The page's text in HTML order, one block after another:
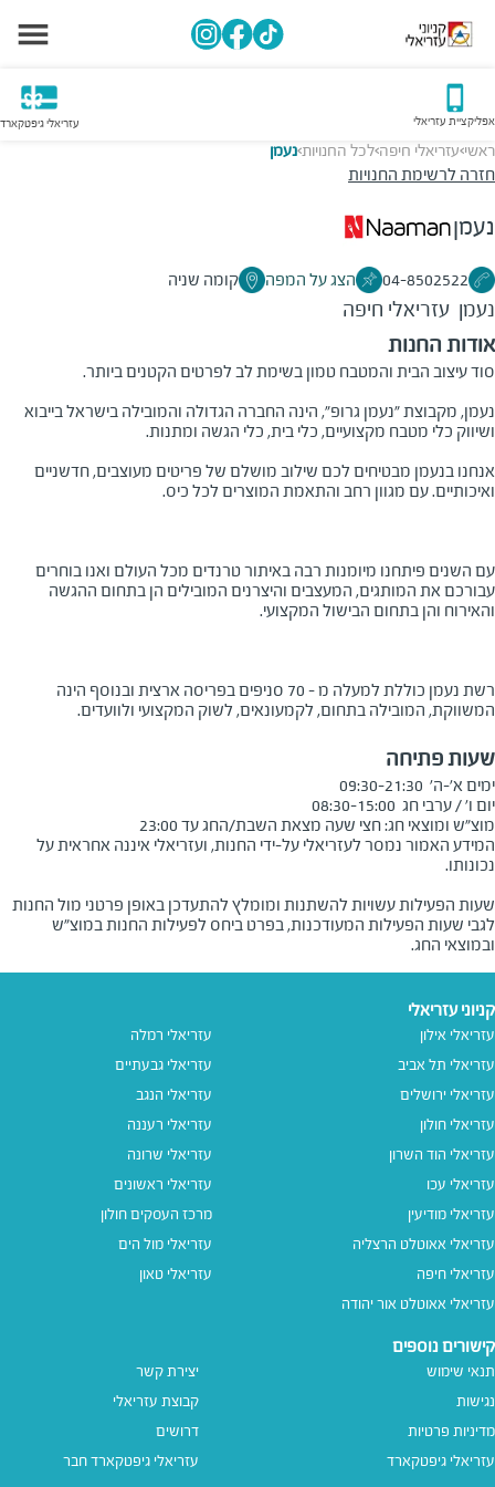
אפליקציית עזריאלי עזריאלי גיפטקארד
ראשי>עזריאלי חיפה>לכל החנויות>נעמן
חזרה לרשימת החנויות
נעמן
04-8502522 הצג על המפה קומה שניה
נעמן עזריאלי חיפה
אודות החנות
סוד עיצוב הבית והמטבח טמון בשימת לב לפרטים הקטנים ביותר.
נעמן, מקבוצת "נעמן גרופ", הינה החברה הגדולה והמובילה בישראל בייבוא
ושיווק כלי מטבח מקצועיים, כלי בית, כלי הגשה ומתנות.
אנחנו בנעמן מבטיחים לכם שילוב מושלם של פריטים מעוצבים, חדשניים
ואיכותיים. עם מגוון רחב והתאמת המוצרים לכל כיס.
עם השנים פיתחנו מיומנות רבה באיתור טרנדים מכל העולם ואנו בוחרים
עבורכם את המותגים, המעצבים והיצרנים המובילים הן בתחום ההגשה
והאירוח והן בתחום הבישול המקצועי.
​רשת נעמן כוללת למעלה מ – 70 סניפים בפריסה ארצית ובנוסף הינה
המשווקת, המובילה בתחום, לקמעונאים, לשוק המקצועי ולוועדים.
שעות פתיחה
מוצ"ש ומוצאי חג: חצי שעה מצאת השבת/החג עד 23:00
המידע האמור נמסר לעזריאלי על-ידי החנות, ועזריאלי איננה אחראית על
שעות הפעילות עשויות להשתנות ומומלץ להתעדכן באופן פרטני מול החנות
לגבי שעות הפעילות המעודכנות, בפרט ביחס לפעילות החנות במוצ"ש
ובמוצאי החג.
קניוני עזריאלי
עזריאלי אילון
עזריאלי תל אביב
עזריאלי ירושלים
עזריאלי חולון
עזריאלי הוד השרון
עזריאלי עכו
עזריאלי מודיעין
עזריאלי אאוטלט הרצליה
עזריאלי חיפה
עזריאלי אאוטלט אור יהודה
עזריאלי רמלה
עזריאלי גבעתיים
עזריאלי הנגב
עזריאלי רעננה
עזריאלי שרונה
עזריאלי ראשונים
מרכז העסקים חולון
עזריאלי מול הים
עזריאלי טאון
קישורים נוספים
תנאי שימוש
נגישות
מדיניות פרטיות
עזריאלי גיפטקארד
יצירת קשר
קבוצת עזריאלי
דרושים
עזריאלי גיפטקארד חבר‎